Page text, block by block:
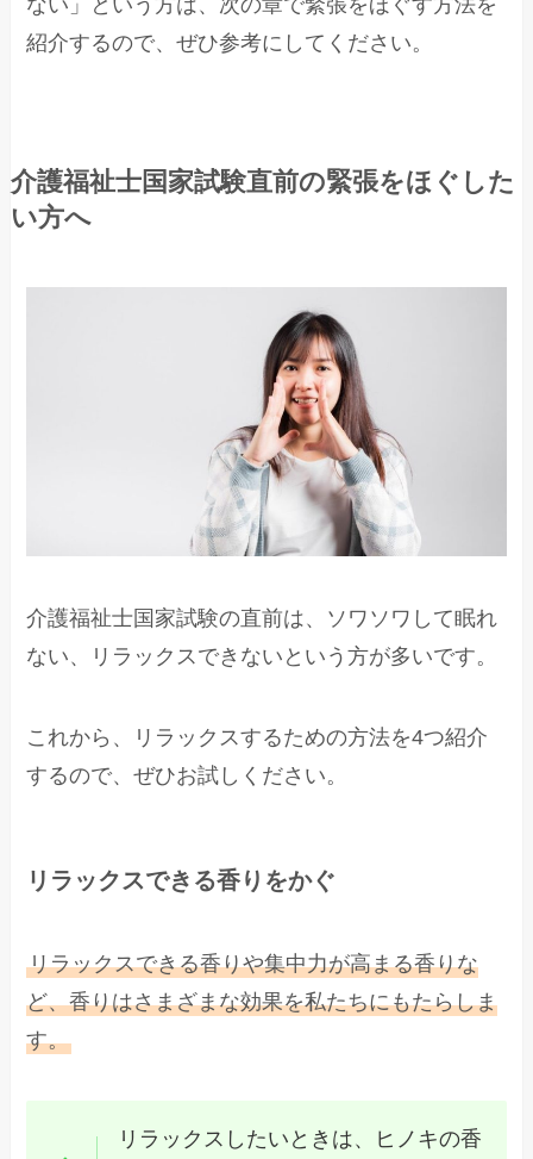
紹介するので、ぜひ参考にしてください。
介護福祉士国家試験直前の緊張をほぐした
い方へ
介護福祉士国家試験の直前は、ソワソワして眠れ
ない、リラックスできないという方が多いです。
これから、リラックスするための方法を4つ紹介
するので、ぜひお試しください。
リラックスできる香りをかぐ
リラックスできる香りや集中力が高まる香りな
ど、香りはさまざまな効果を私たちにもたらしま
す。
リラックスしたいときは、ヒノキの香